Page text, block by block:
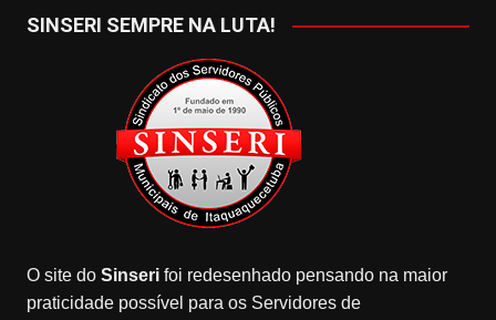
SINSERI SEMPRE NA LUTA!
O site do Sinserifoi redesenhado pensando na maior
praticidade possível para os Servidores de